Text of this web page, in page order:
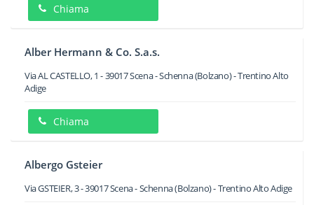
Chiama
Alber Hermann & Co. S.a.s.
Via AL CASTELLO, 1 -39017Scena - Schenna(Bolzano) -Trentino Alto
Adige
Chiama
Albergo Gsteier
Via GSTEIER, 3-39017Scena - Schenna(Bolzano) -Trentino Alto Adige